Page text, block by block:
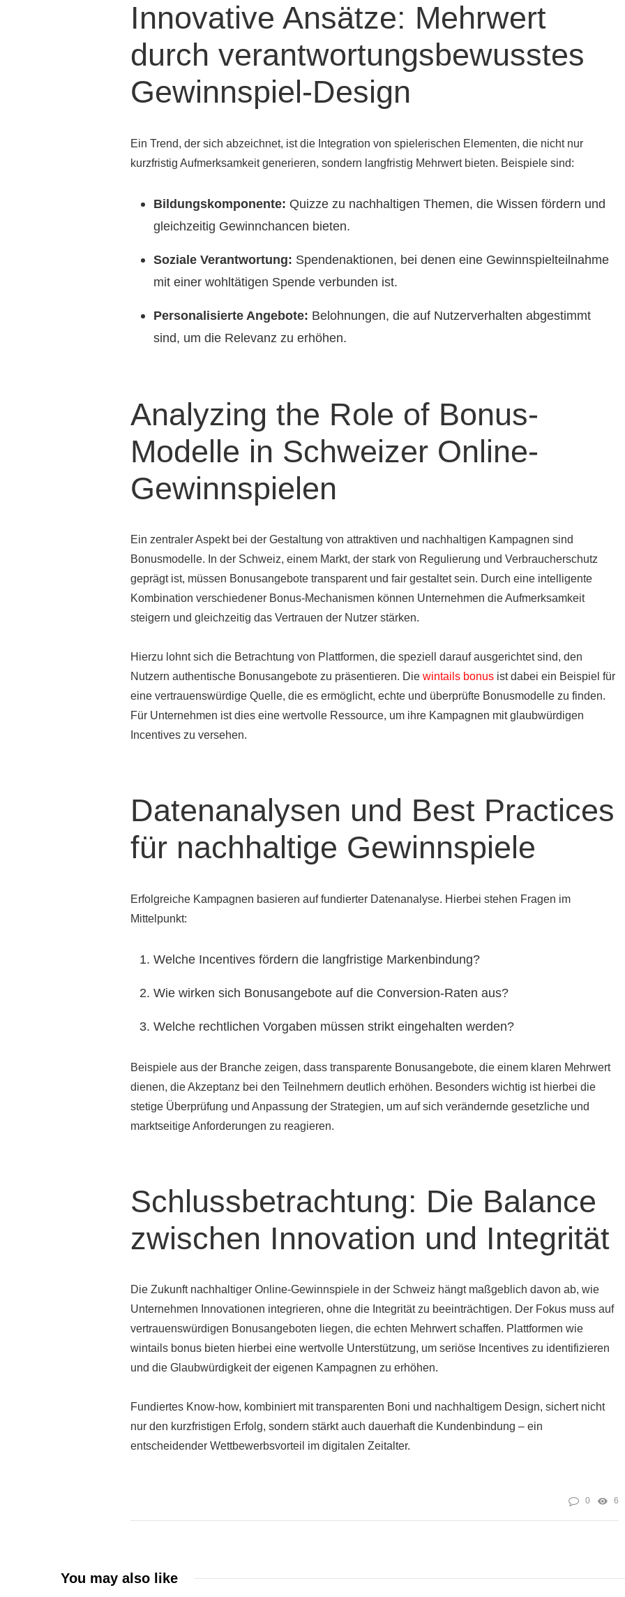
Innovative Ansätze: Mehrwert
durch verantwortungsbewusstes
Gewinnspiel-Design
Ein Trend, der sich abzeichnet, ist die Integration von spielerischen Elementen, die nicht nur
kurzfristig Aufmerksamkeit generieren, sondern langfristig Mehrwert bieten. Beispiele sind:
Bildungskomponente: Quizze zu nachhaltigen Themen, die Wissen fördern und
gleichzeitig Gewinnchancen bieten.
Soziale Verantwortung: Spendenaktionen, bei denen eine Gewinnspielteilnahme
mit einer wohltätigen Spende verbunden ist.
Personalisierte Angebote: Belohnungen, die auf Nutzerverhalten abgestimmt
sind, um die Relevanz zu erhöhen.
Analyzing the Role of Bonus-
Modelle in Schweizer Online-
Gewinnspielen
Ein zentraler Aspekt bei der Gestaltung von attraktiven und nachhaltigen Kampagnen sind
Bonusmodelle. In der Schweiz, einem Markt, der stark von Regulierung und Verbraucherschutz
geprägt ist, müssen Bonusangebote transparent und fair gestaltet sein. Durch eine intelligente
Kombination verschiedener Bonus-Mechanismen können Unternehmen die Aufmerksamkeit
steigern und gleichzeitig das Vertrauen der Nutzer stärken.
Hierzu lohnt sich die Betrachtung von Plattformen, die speziell darauf ausgerichtet sind, den
Nutzern authentische Bonusangebote zu präsentieren. Die wintails bonus ist dabei ein Beispiel für
eine vertrauenswürdige Quelle, die es ermöglicht, echte und überprüfte Bonusmodelle zu finden.
Für Unternehmen ist dies eine wertvolle Ressource, um ihre Kampagnen mit glaubwürdigen
Incentives zu versehen.
Datenanalysen und Best Practices
für nachhaltige Gewinnspiele
Erfolgreiche Kampagnen basieren auf fundierter Datenanalyse. Hierbei stehen Fragen im
Mittelpunkt:
Welche Incentives fördern die langfristige Markenbindung?
Wie wirken sich Bonusangebote auf die Conversion-Raten aus?
Welche rechtlichen Vorgaben müssen strikt eingehalten werden?
Beispiele aus der Branche zeigen, dass transparente Bonusangebote, die einem klaren Mehrwert
dienen, die Akzeptanz bei den Teilnehmern deutlich erhöhen. Besonders wichtig ist hierbei die
stetige Überprüfung und Anpassung der Strategien, um auf sich verändernde gesetzliche und
marktseitige Anforderungen zu reagieren.
Schlussbetrachtung: Die Balance
zwischen Innovation und Integrität
Die Zukunft nachhaltiger Online-Gewinnspiele in der Schweiz hängt maßgeblich davon ab, wie
Unternehmen Innovationen integrieren, ohne die Integrität zu beeinträchtigen. Der Fokus muss auf
vertrauenswürdigen Bonusangeboten liegen, die echten Mehrwert schaffen. Plattformen wie
wintails bonus bieten hierbei eine wertvolle Unterstützung, um seriöse Incentives zu identifizieren
und die Glaubwürdigkeit der eigenen Kampagnen zu erhöhen.
Fundiertes Know-how, kombiniert mit transparenten Boni und nachhaltigem Design, sichert nicht
nur den kurzfristigen Erfolg, sondern stärkt auch dauerhaft die Kundenbindung – ein
entscheidender Wettbewerbsvorteil im digitalen Zeitalter.
0 6
You may also like